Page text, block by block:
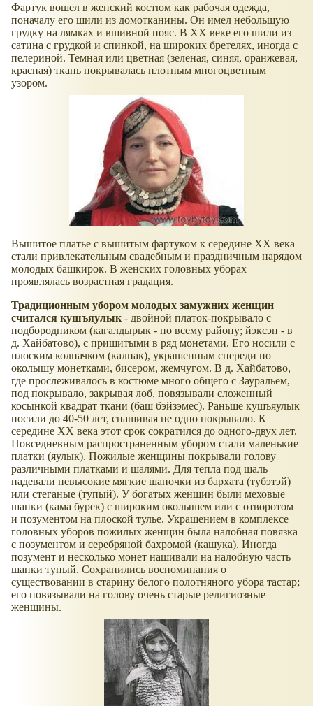
Фартук вошел в женский костюм как рабочая одежда,
поначалу его шили из домотканины. Он имел небольшую
грудку на лямках и вшивной пояс. В XX веке его шили из
сатина с грудкой и спинкой, на широких бретелях, иногда с
пелериной. Темная или цветная (зеленая, синяя, оранжевая,
красная) ткань покрывалась плотным многоцветным
узором.
Вышитое платье с вышитым фартуком к середине XX века
стали привлекательным свадебным и праздничным нарядом
молодых башкирок. В женских головных уборах
проявлялась возрастная градация.
Традиционным убором молодых замужних женщин
считался кушъяулык - двойной платок-покрывало с
подбородником (кагалдырык - по всему району; йэксэн - в
д. Хайбатово), с пришитыми в ряд монетами. Его носили с
плоским колпачком (калпак), украшенным спереди по
околышу монетками, бисером, жемчугом. В д. Хайбатово,
где прослеживалось в костюме много общего с Зауральем,
под покрывало, закрывая лоб, повязывали сложенный
косынкой квадрат ткани (баш бэйзэмес). Раньше кушъяулык
носили до 40-50 лет, снашивая не одно покрывало. К
середине XX века этот срок сократился до одного-двух лет.
Повседневным распространенным убором стали маленькие
платки (яулык). Пожилые женщины покрывали голову
различными платками и шалями. Для тепла под шаль
надевали невысокие мягкие шапочки из бархата (тубэтэй)
или стеганые (тупый). У богатых женщин были меховые
шапки (кама бурек) с широким околышем или с отворотом
и позументом на плоской тулье. Украшением в комплексе
головных уборов пожилых женщин была налобная повязка
с позументом и серебряной бахромой (кашука). Иногда
позумент и несколько монет нашивали на налобную часть
шапки тупый. Сохранились воспоминания о
существовании в старину белого полотняного убора тастар;
его повязывали на голову очень старые религиозные
женщины.